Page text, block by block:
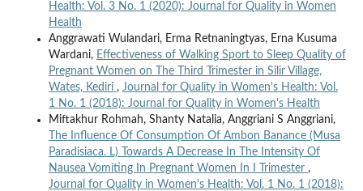
Health: Vol. 3 No. 1 (2020): Journal for Quality in Women
Health
Anggrawati Wulandari, Erma Retnaningtyas, Erna Kusuma
Wardani, Effectiveness of Walking Sport to Sleep Quality of
Pregnant Women on The Third Trimester in Silir Village,
Wates, Kediri , Journal for Quality in Women's Health: Vol.
1 No. 1 (2018): Journal for Quality in Women's Health
Miftakhur Rohmah, Shanty Natalia, Anggriani S Anggriani,
The Influence Of Consumption Of Ambon Banance (Musa
Paradisiaca. L) Towards A Decrease In The Intensity Of
Nausea Vomiting In Pregnant Women In I Trimester ,
Journal for Quality in Women's Health: Vol. 1 No. 1 (2018):